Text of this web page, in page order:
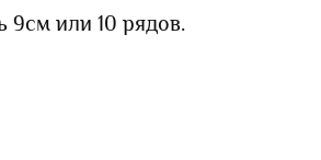
9см или 10 рядов.